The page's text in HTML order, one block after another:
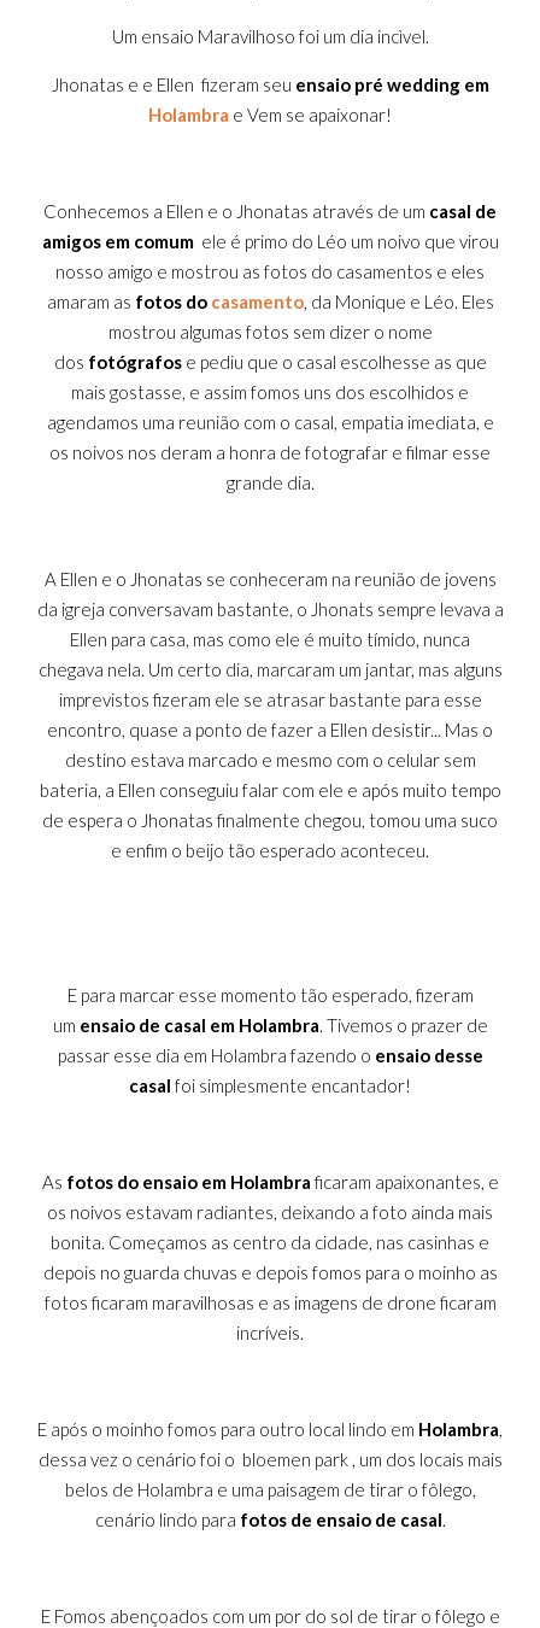
Um ensaio Maravilhoso foi um dia incìvel.
Jhonatas e e Ellen fizeram seu ensaio pré wedding em
Holambra e Vem se apaixonar!
Conhecemos a Ellen e o Jhonatas através de um casal de
amigos em comum ele é primo do Léo um noivo que virou
nosso amigo e mostrou as fotos do casamentos e eles
amaram as fotos do casamento, da Monique e Léo. Eles
mostrou algumas fotos sem dizer o nome
dos fotógrafose pediu que o casal escolhesse as que
mais gostasse, e assim fomos uns dos escolhidos e
agendamos uma reunião com o casal, empatia imediata, e
os noivos nos deram a honra de fotografar e filmar esse
grande dia.
A Ellen e o Jhonatas se conheceram na reunião de jovens
da igreja conversavam bastante, o Jhonats sempre levava a
Ellen para casa, mas como ele é muito tímido, nunca
chegava nela. Um certo dia, marcaram um jantar, mas alguns
imprevistos fizeram ele se atrasar bastante para esse
encontro, quase a ponto de fazer a Ellen desistir... Mas o
destino estava marcado e mesmo com o celular sem
bateria, a Ellen conseguiu falar com ele e após muito tempo
de espera o Jhonatas finalmente chegou, tomou uma suco
e enfim o beijo tão esperado aconteceu.
E para marcar esse momento tão esperado, fizeram
um ensaio de casal em Holambra. Tivemos o prazer de
passar esse dia em Holambra fazendo o ensaio desse
casal foi simplesmente encantador!
As fotos do ensaioem Holambra ficaram apaixonantes, e
os noivos estavam radiantes, deixando a foto ainda mais
bonita. Começamos as centro da cidade, nas casinhas e
depois no guarda chuvas e depois fomos para o moinho as
fotos ficaram maravilhosas e as imagens de drone ficaram
incríveis.
E após o moinho fomos para outro local lindo em Holambra,
dessa vez o cenário foi o bloemen park , um dos locais mais
belos de Holambra e uma paisagem de tirar o fôlego,
cenário lindo para fotos de ensaio de casal.
E Fomos abençoados com um por do sol de tirar o fôlego e